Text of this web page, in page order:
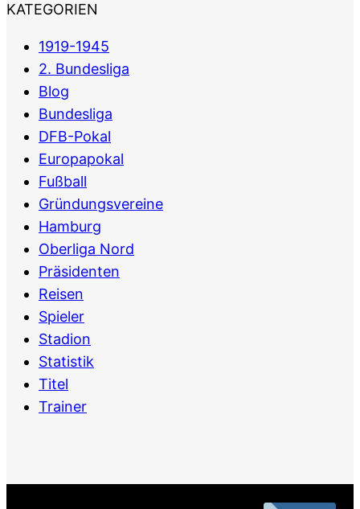
KATEGORIEN
1919-1945
2. Bundesliga
Blog
Bundesliga
DFB-Pokal
Europapokal
Fußball
Gründungsvereine
Hamburg
Oberliga Nord
Präsidenten
Reisen
Spieler
Stadion
Statistik
Titel
Trainer